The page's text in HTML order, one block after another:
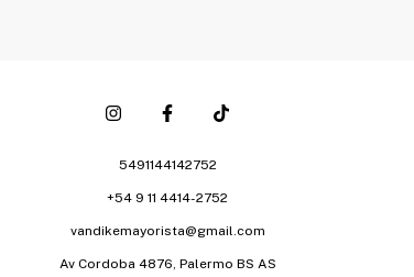
5491144142752
+54 9 11 4414-2752
vandikemayorista@gmail.com
Av Cordoba 4876, Palermo BS AS